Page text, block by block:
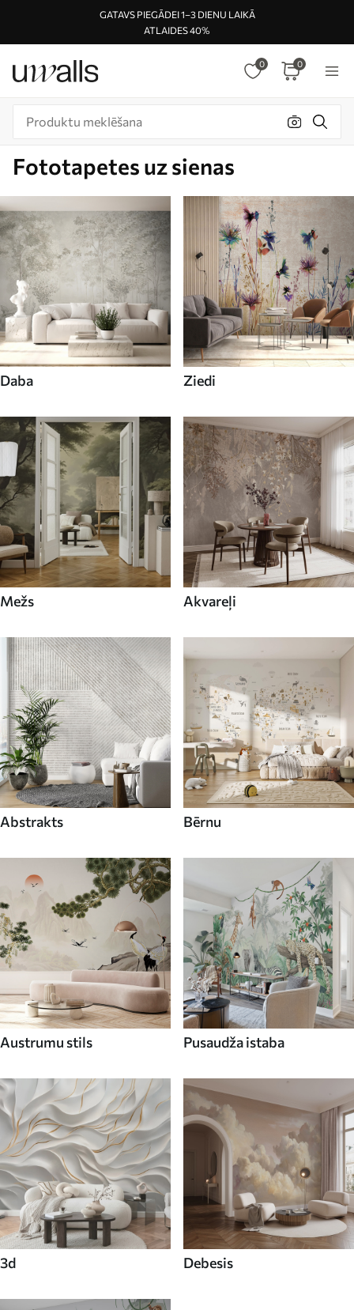
GATAVS PIEGĀDEI 1–3 DIENU LAIKĀ
ATLAIDES 40%
0 0
Fototapetes uz sienas
Daba Ziedi
Mežs Akvareļi
Abstrakts Bērnu
Austrumu stils Pusaudža istaba
3d Debesis